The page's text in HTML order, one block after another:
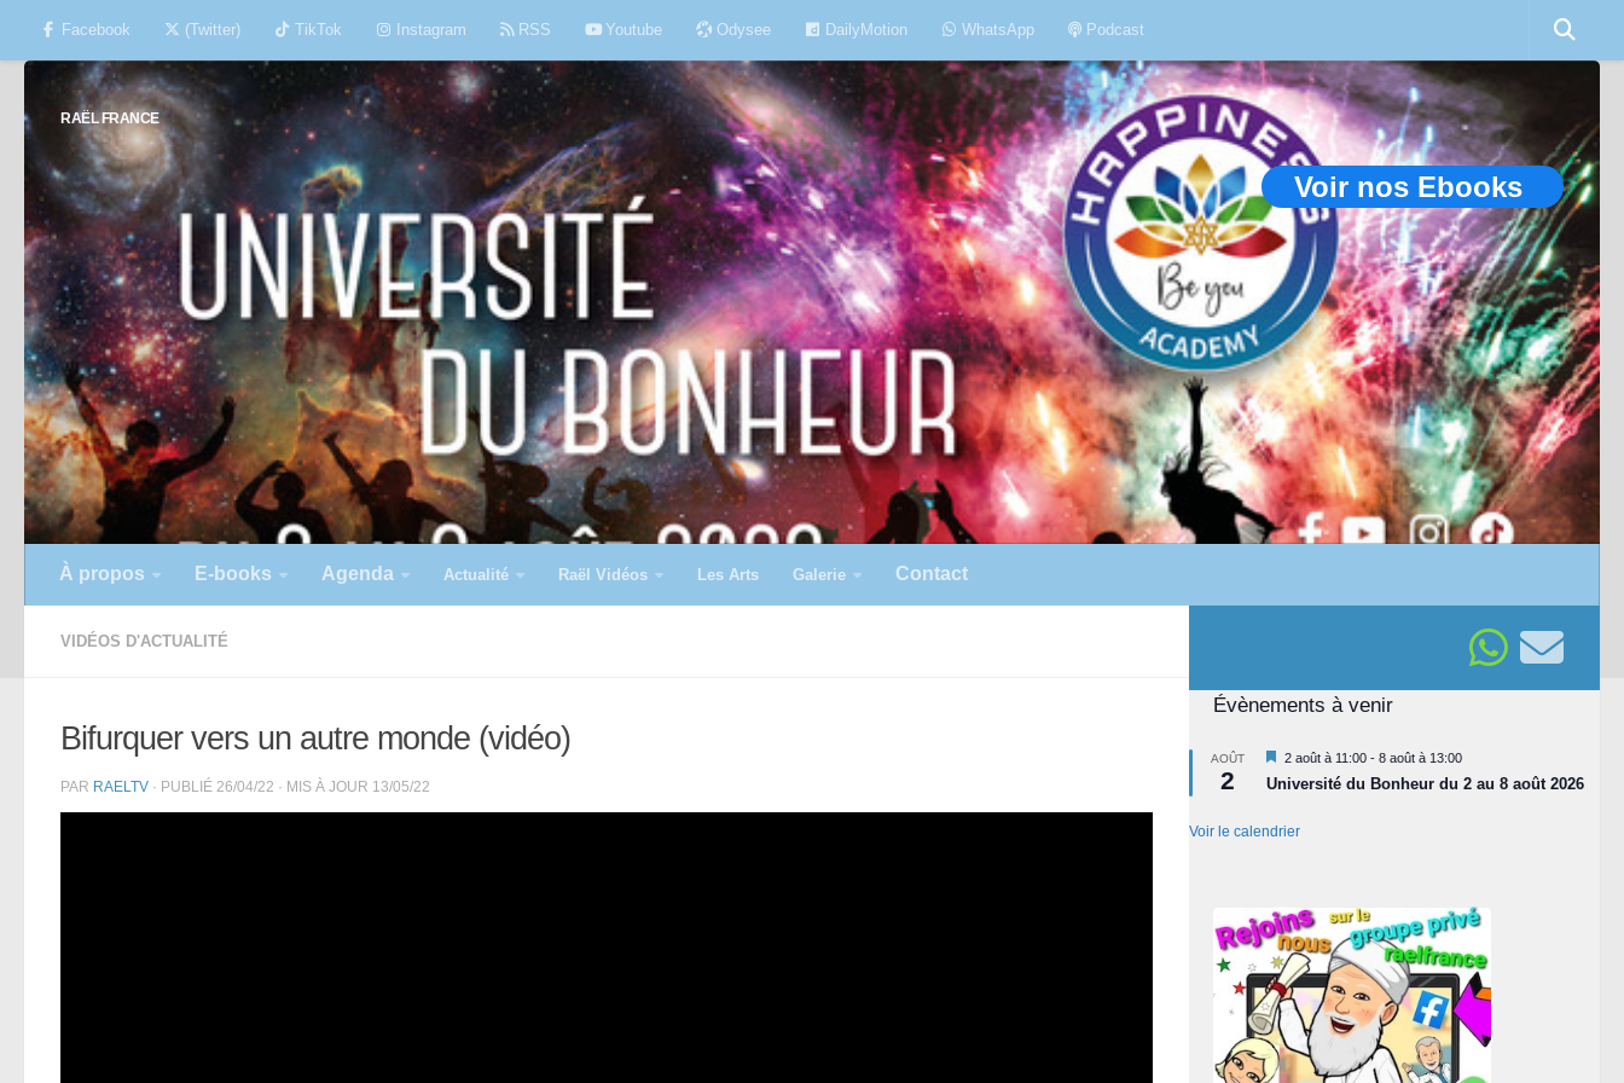
Skip to content
Facebook (Twitter) TikTok Instagram RSS Youtube Odysee DailyMotion WhatsApp Podcast
RAËL FRANCE
Voir nos Ebooks
À propos E-books Agenda Actualité Raël Vidéos Les Arts Galerie Contact
VIDÉOS D'ACTUALITÉ
Bifurquer vers un autre monde (vidéo)
PAR RAELTV · PUBLIÉ 26/04/22 · MIS À JOUR 13/05/22
Évènements à venir
AOÛT
2
Mis
en
avant
2 août à 11:00 - 8 août à 13:00
Université du Bonheur du 2 au 8 août 2026
Voir le calendrier